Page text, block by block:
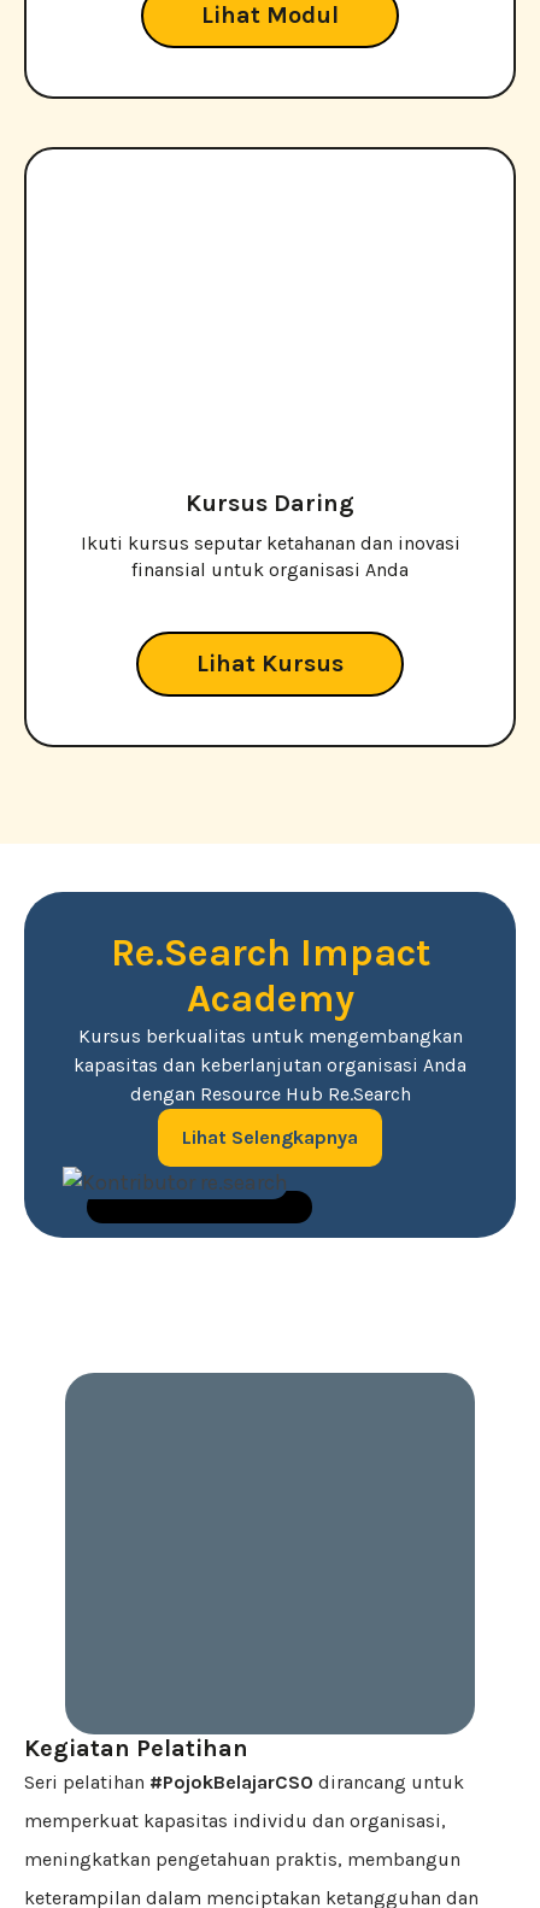
Lihat Modul
Kursus Daring
Ikuti kursus seputar ketahanan dan inovasi
finansial untuk organisasi Anda
Lihat Kursus
Re.Search Impact
Academy
Kursus berkualitas untuk mengembangkan
kapasitas dan keberlanjutan organisasi Anda
dengan Resource Hub Re.Search
Lihat Selengkapnya
Kegiatan Pelatihan
Seri pelatihan #PojokBelajarCSO dirancang untuk
memperkuat kapasitas individu dan organisasi,
meningkatkan pengetahuan praktis, membangun
keterampilan dalam menciptakan ketangguhan dan